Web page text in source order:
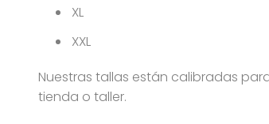
XL
XXL
Nuestras tallas están calibradas
tienda o taller.